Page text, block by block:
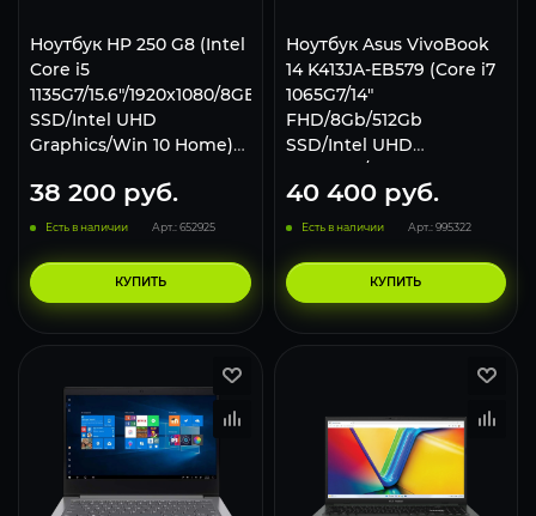
Ноутбук HP 250 G8 (Intel
Core i5
1135G7/15.6"/1920x1080/8GB/256GB
SSD/Intel UHD
Graphics/Win 10 Home)
38 200 руб.
Есть в наличии Арт.: 652925
КУПИТЬ
Ноутбук Asus VivoBook
14 K413JA-EB579 (Core i7
1065G7/14"
FHD/8Gb/512Gb
SSD/Intel UHD
Graphics/no OS)
Серебристый
40 400руб.
Есть в наличии Арт.: 995322
КУПИТЬ